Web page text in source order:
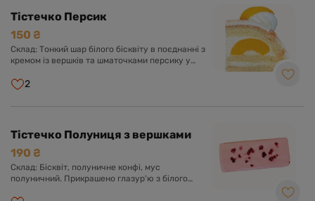
Тістечко Персик
150 ₴
Склад: Тонкий шар білого бісквіту в поєднанні з
кремом із вершків та шматочками персику у
2
Тістечко Полуниця з вершками
190 ₴
Склад: Бісквіт, полуничне конфі, мус
полуничний. Прикрашено глазур'ю з білого